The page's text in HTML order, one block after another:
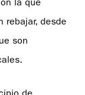
la que
rebajar, desde
son